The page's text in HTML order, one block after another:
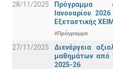
28/11/2025
Πρόγραμμα
Ιανουαρίου
Εξεταστικής
#Πρόγραμμα
27/11/2025
Διενέργεια
μαθημάτων από
2025-26